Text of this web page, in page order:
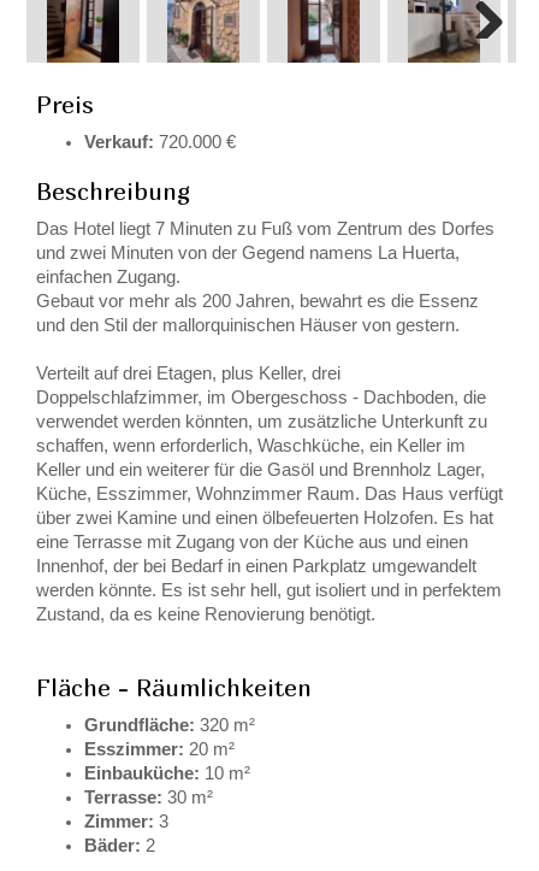
Preis
Verkauf: 720.000 €
Beschreibung
Das Hotel liegt 7 Minuten zu Fuß vom Zentrum des Dorfes
und zwei Minuten von der Gegend namens La Huerta,
einfachen Zugang.
Gebaut vor mehr als 200 Jahren, bewahrt es die Essenz
und den Stil der mallorquinischen Häuser von gestern.
Verteilt auf drei Etagen, plus Keller, drei
Doppelschlafzimmer, im Obergeschoss - Dachboden, die
verwendet werden könnten, um zusätzliche Unterkunft zu
schaffen, wenn erforderlich, Waschküche, ein Keller im
Keller und ein weiterer für die Gasöl und Brennholz Lager,
Küche, Esszimmer, Wohnzimmer Raum. Das Haus verfügt
über zwei Kamine und einen ölbefeuerten Holzofen. Es hat
eine Terrasse mit Zugang von der Küche aus und einen
Innenhof, der bei Bedarf in einen Parkplatz umgewandelt
werden könnte. Es ist sehr hell, gut isoliert und in perfektem
Zustand, da es keine Renovierung benötigt.
Fläche - Räumlichkeiten
Grundfläche: 320 m²
Esszimmer: 20 m²
Einbauküche: 10 m²
Terrasse: 30 m²
Zimmer: 3
Bäder: 2